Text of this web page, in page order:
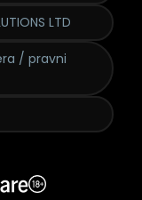
LTD
/ pravni